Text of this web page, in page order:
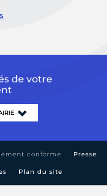
de votre
conforme Presse
Plan du site